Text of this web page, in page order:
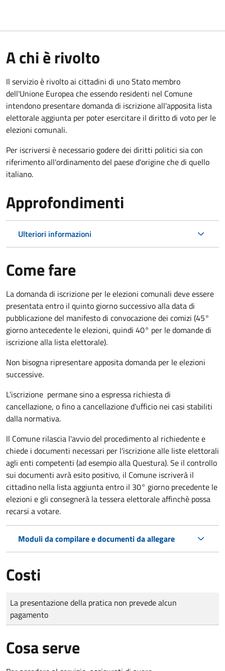
A chi è rivolto
Il servizio è rivolto ai cittadini di uno Stato membro
dell'Unione Europea che essendo residenti nel Comune
intendono presentare domanda di iscrizione all'apposita lista
elettorale aggiunta per poter esercitare il diritto di voto per le
elezioni comunali.
Per iscriversi è necessario godere dei diritti politici sia con
riferimento all'ordinamento del paese d'origine che di quello
italiano.
Approfondimenti
Ulteriori informazioni
Come fare
La domanda di iscrizione per le elezioni comunali deve essere
presentata entro il quinto giorno successivo alla data di
pubblicazione del manifesto di convocazione dei comizi (45°
giorno antecedente le elezioni, quindi 40° per le domande di
iscrizione alla lista elettorale).
Non bisogna ripresentare apposita domanda per le elezioni
successive.
L’iscrizione permane sino a espressa richiesta di
cancellazione, o fino a cancellazione d’ufficio nei casi stabiliti
dalla normativa.
Il Comune rilascia l'avvio del procedimento al richiedente e
chiede i documenti necessari per l'iscrizione alle liste elettorali
agli enti competenti (ad esempio alla Questura). Se il controllo
sui documenti avrà esito positivo, il Comune iscriverà il
cittadino nella lista aggiunta entro il 30° giorno precedente le
elezioni e gli consegnerà la tessera elettorale affinchè possa
recarsi a votare.
Moduli da compilare e documenti da allegare
Costi
Tipo di pagamento
Importo
La presentazione della pratica non prevede alcun
pagamento
Cosa serve